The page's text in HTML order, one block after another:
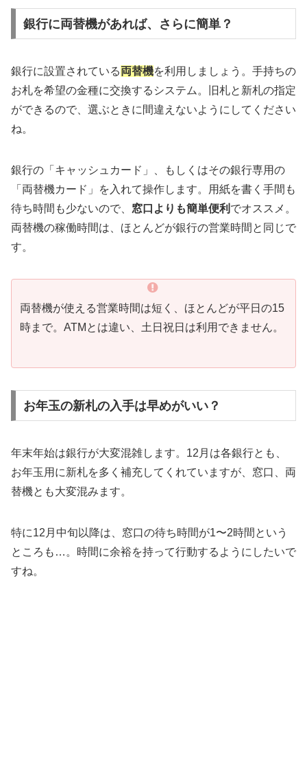
銀行に両替機があれば、さらに簡単？
銀行に設置されている両替機を利用しましょう。手持ちの
お札を希望の金種に交換するシステム。旧札と新札の指定
ができるので、選ぶときに間違えないようにしてください
ね。
銀行の「キャッシュカード」、もしくはその銀行専用の
「両替機カード」を入れて操作します。用紙を書く手間も
待ち時間も少ないので、 窓口よりも簡単便利 でオススメ。
両替機の稼働時間は、ほとんどが銀行の営業時間と同じで
す。
両替機が使える営業時間は短く、ほとんどが平日の15
時まで。ATMとは違い、土日祝日は利用できません。
お年玉の新札の入手は早めがいい？
年末年始は銀行が大変混雑します。12月は各銀行とも、
お年玉用に新札を多く補充してくれていますが、窓口、両
替機とも大変混みます。
特に12月中旬以降は、窓口の待ち時間が1〜2時間という
ところも…。時間に余裕を持って行動するようにしたいで
すね。